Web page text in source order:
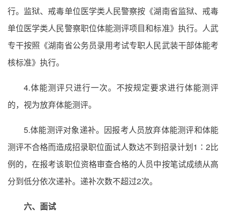
行。监狱、戒毒单位医学类人民警察按《湖南省监狱、戒毒
单位医学类人民警察职位体能测评项目和标准》执行。人武
专干按照《湖南省公务员录用考试专职人民武装干部体能考
核标准》执行。
4.体能测评只进行一次。不按规定要求进行体能测评
的，视为放弃体能测评。
5.体能测评对象递补。因报考人员放弃体能测评和体能
测评不合格而造成招录职位面试人数达不到招录计划1∶2比
例的，在报考该职位资格审查合格的人员中按笔试成绩从高
分到低分依次递补。递补次数不超过2次。
六、面试